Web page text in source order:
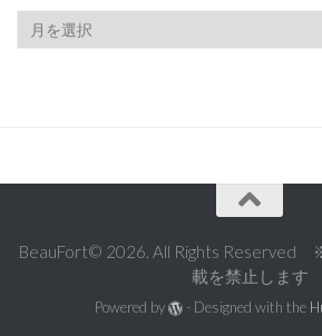
ー
BeauFort© 2026. All Rights Reserved
載を禁止します
Powered by - Designed with the